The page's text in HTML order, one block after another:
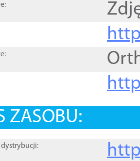
ZASOBU:
dystrybucji: